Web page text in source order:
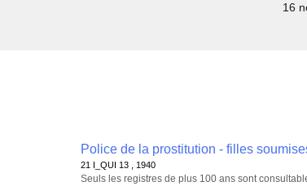
16
Police de la prostitution - filles
21 I_QUI 13 , 1940
Seuls les registres de plus 100 ans sont